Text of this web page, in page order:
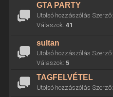
GTA PARTY
Utolsó hozzászólás Szerző:
Válaszok: 41
sultan
Utolsó hozzászólás Szerző:
Válaszok: 5
TAGFELVÉTEL
Utolsó hozzászólás Szerző: